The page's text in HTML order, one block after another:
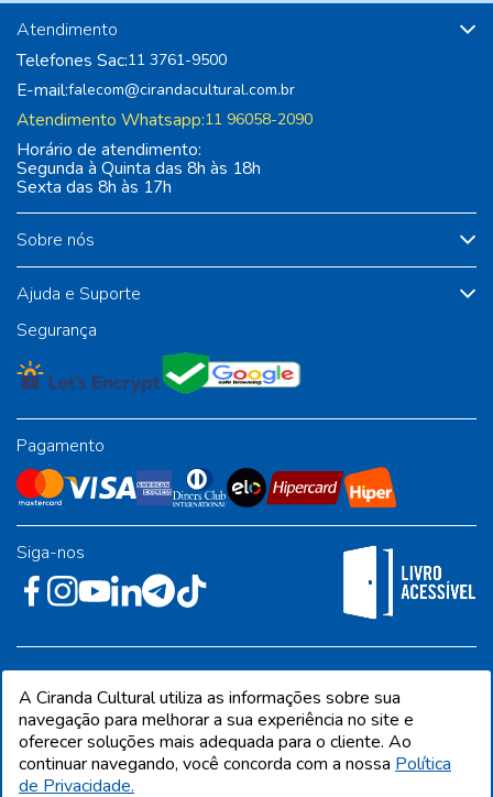
Sobre nós
Ajuda e Suporte
Atendimento
Telefones Sac:11 3761-9500
E-mail:falecom@cirandacultural.com.br
Atendimento Whatsapp:11 96058-2090
Horário de atendimento:
Segunda à Quinta das 8h às 18h
Sexta das 8h às 17h
Segurança
Pagamento
Siga-nos
Industrial - Jandira/SP - CEP 06612-001
A Ciranda Cultural utiliza as informações sobre sua
navegação para melhorar a sua experiência no site e
oferecer soluções mais adequada para o cliente. Ao
continuar navegando, você concorda com a nossa Política
de Privacidade.